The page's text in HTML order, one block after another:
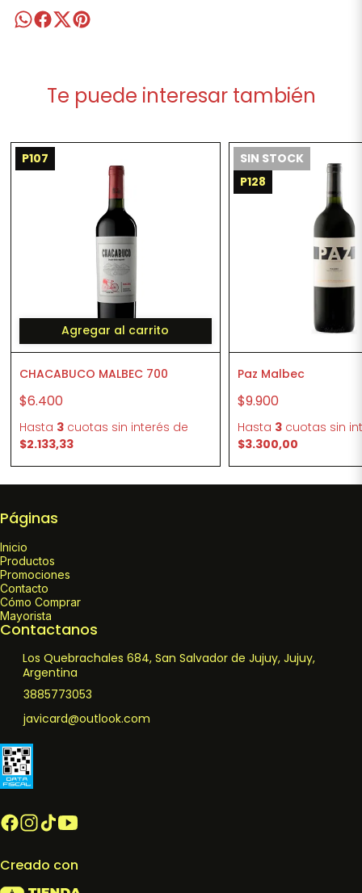
Te puede interesar también
P107
Agregar al carrito
CHACABUCO MALBEC 700
$6.400
Hasta 3cuotas sin interés de
$2.133,33
SIN STOCK
P128
Paz Malbec
$9.900
Hasta 3 cuotas sin
$3.300,00
Páginas
Inicio
Productos
Promociones
Contacto
Cómo Comprar
Mayorista
Contactanos
Los Quebrachales 684, San Salvador de Jujuy, Jujuy,
Argentina
3885773053
javicard@outlook.com
Creado con